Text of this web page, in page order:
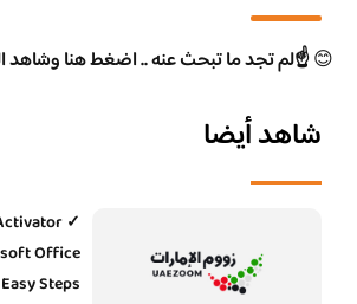
😊☝️لم تجد ما تبحث عنه .. اضغط هنا وشاهد
شاهد أيضا
✓
Office
Steps